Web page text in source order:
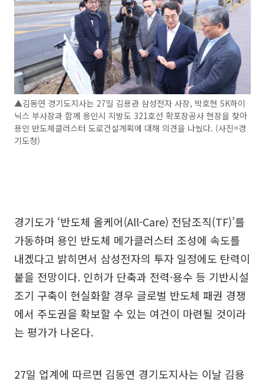
▲김동연 경기도지사는 27일 김용관 삼성전자 사장, 박호현 SK하이
닉스 부사장과 함께 용인시 지방도 321호선 확포장공사 현장을 찾아
용인 반도체클러스터 도로건설계획에 대해 의견을 나눴다. (사진=경
기도청)
경기도가 ‘반도체 올케어(All-Care) 전담조직(TF)’를
가동하며 용인 반도체 메가클러스터 조성에 속도를
내겠다고 밝히면서 삼성전자의 투자 일정에도 탄력이
붙을 전망이다. 인허가 단축과 전력·용수 등 기반시설
조기 구축이 현실화할 경우 글로벌 반도체 패권 경쟁
에서 주도권을 확보할 수 있는 여건이 마련될 것이라
는 평가가 나온다.
27일 업계에 따르면 김동연 경기도지사는 이날 김용